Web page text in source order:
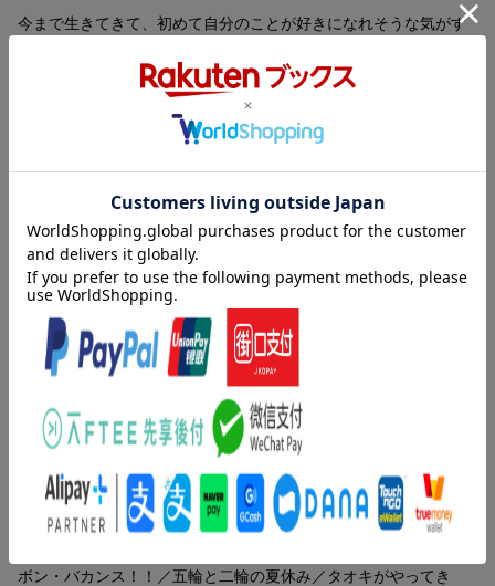
今まで生きてきて、初めて自分のことが好きになれそうな気がす
は最先端の流行と伝統が詰まった宝箱のような、大好きな街パ
リ。でも、到着して気が緩んだその日から、私はポンコツになっ
たーー。子どもたちの自転車の特訓、LAへ飛んでアカデミー賞授
賞式に参加、愛犬の看取り、この先叶えたいこと。9年ぶり、待望
のエッセイ集。
内容紹介（「BOOK」データベースより）
大好きな、宝箱のような街で暮らすことにした。９年ぶり、
「今」を記したエッセイ集。私の地図は、これからどんなものに
なるのだろうー。ＬＡに飛びアカデミー賞授賞式でドレスアッ
プ。スペインでジグソーパズル世界大会出場。パリでＤＩＹと子
どもたちの自転車猛特訓。家族そろってのフィンランド３か月滞
在。パリで迎えた新しい家族、ポチとタオキ。仕事と子育て、家
族との時間と自分の時間、そして「今」想うこと。
目次（「BOOK」データベースより）
いざゆかんパリへ、色々連れて／最後に着けばそれでいい／巣作
ボン・バカンス！！／五輪と二輪の夏休み／タオキがやってき